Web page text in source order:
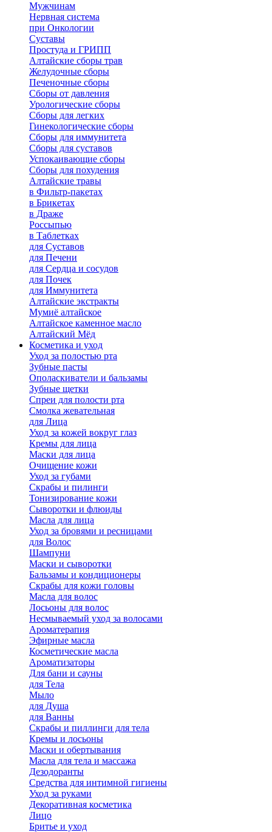
Мужчинам
Нервная система
при Онкологии
Суставы
Простуда и ГРИПП
Алтайские сборы трав
Желудочные сборы
Печеночные сборы
Сборы от давления
Урологические сборы
Сборы для легких
Гинекологические сборы
Сборы для иммунитета
Сборы для суставов
Успокаивающие сборы
Сборы для похудения
Алтайские травы
в Фильтр-пакетах
в Брикетах
в Драже
Россыпью
в Таблетках
для Cуставов
для Печени
для Сердца и сосудов
для Почек
для Иммунитета
Алтайские экстракты
Мумиё алтайское
Алтайское каменное масло
Алтайский Мёд
Косметика и уход
Уход за полостью рта
Зубные пасты
Ополаскиватели и бальзамы
Зубные щетки
Спреи для полости рта
Смолка жевательная
для Лица
Уход за кожей вокруг глаз
Кремы для лица
Маски для лица
Очищение кожи
Уход за губами
Скрабы и пилинги
Тонизирование кожи
Сыворотки и флюиды
Масла для лица
Уход за бровями и ресницами
для Волос
Шампуни
Маски и сыворотки
Бальзамы и кондиционеры
Скрабы для кожи головы
Масла для волос
Лосьоны для волос
Несмываемый уход за волосами
Ароматерапия
Эфирные масла
Косметические масла
Ароматизаторы
Для бани и сауны
для Тела
Мыло
для Душа
для Ванны
Скрабы и пиллинги для тела
Кремы и лосьоны
Маски и обертывания
Масла для тела и массажа
Дезодоранты
Средства для интимной гигиены
Уход за руками
Декоративная косметика
Лицо
Бритье и уход